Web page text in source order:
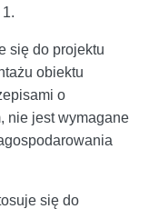
się do projektu
obiektu
o
nie jest wymagane
się do